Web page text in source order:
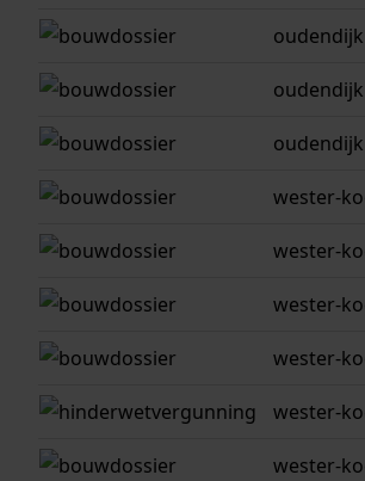
oudendijk
oudendijk
oudendijk
wester-
wester-
wester-
wester-
wester-
wester-